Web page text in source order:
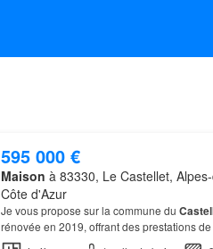
595 000 €
Maison à 83330, Le Castellet,
Côte d'Azur
Je vous propose sur la commune du
rénovée en 2019, offrant des prestations